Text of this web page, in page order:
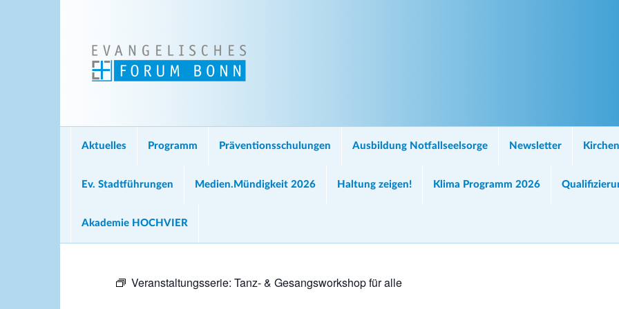
Aktuelles Programm Präventionsschulungen Ausbildung Notfallseelsorge Newsletter
Ev. Stadtführungen Medien.Mündigkeit 2026 Haltung zeigen! Klima Programm 2026
Akademie HOCHVIER
Veranstaltungsserie: Tanz- & Gesangsworkshop für alle